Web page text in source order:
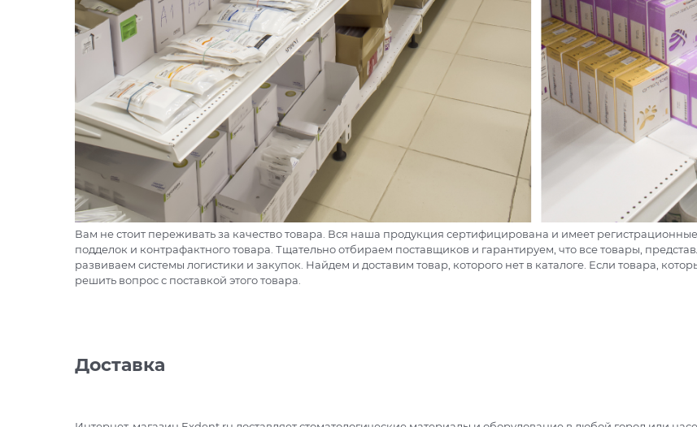
Вам не стоит переживать за качество товара. Вся наша продукция сертифицирована и имеет
подделок и контрафактного товара. Тщательно отбираем поставщиков и гарантируем, что все товары,
развиваем системы логистики и закупок. Найдем и доставим товар, которого нет в каталоге. Если товара,
решить вопрос с поставкой этого товара.
Доставка